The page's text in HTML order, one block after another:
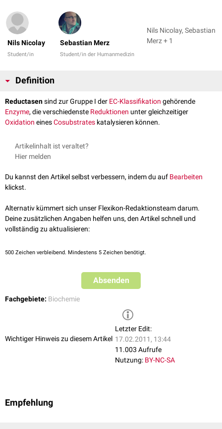
Nils Nicolay
Student/in
Sebastian Merz
Student/in der Humanmedizin
Nils Nicolay, Sebastian
Merz + 1
Definition
Reductasensind zur Gruppe I der EC-Klassifikation gehörende
Enzyme, die verschiedenste Reduktionen unter gleichzeitiger
Oxidation einesCosubstrates katalysieren können.
Artikelinhalt ist veraltet?
Hier melden
Du kannst den Artikel selbst verbessern, indem du auf Bearbeiten
klickst.
Alternativ kümmert sich unser Flexikon-Redaktionsteam darum.
Deine zusätzlichen Angaben helfen uns, den Artikel schnell und
vollständig zu aktualisieren:
500 Zeichen verbleibend. Mindestens 5 Zeichen benötigt.
Absenden
Fachgebiete: Biochemie
Wichtiger Hinweis zu diesem Artikel
Letzter Edit:
17.02.2011, 13:44
11.003 Aufrufe
Nutzung: BY-NC-SA
Empfehlung